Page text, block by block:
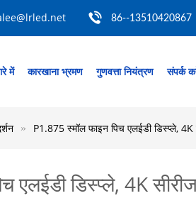
86--13510420867
में कारखाना भ्रमण गुणवत्ता नियंत्रण संपर्क
P1.875 स्मॉल फाइन पिच एलईडी डिस्प्ले,
एलईडी डिस्प्ले, 4K